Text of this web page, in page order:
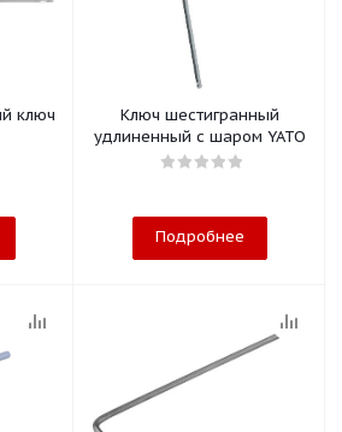
ключ
Ключ шестигранный
удлиненный с шаром YATO
Подробнее